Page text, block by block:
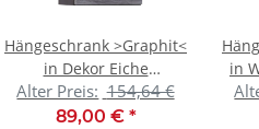
Hängeschrank >Graphit<
in Dekor Eiche
rauchsilber aus MDF -
40x64x20cm (BxHxT)
Alter Preis: 154,64 €
89,00 € *
in